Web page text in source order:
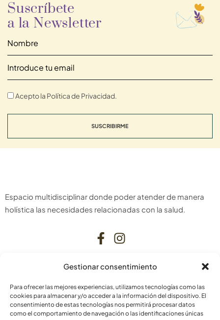
Gestionar consentimiento
Para ofrecer las mejores experiencias, utilizamos tecnologías como las
cookies para almacenar y/o acceder a la información del dispositivo. El
consentimiento de estas tecnologías nos permitirá procesar datos
como el comportamiento de navegación o las identificaciones únicas
Suscríbete
a la Newsletter
Acepto la Política de Privacidad.
SUSCRIBIRME
Espacio multidisciplinar donde poder atender de manera
holística las necesidades relacionadas con la salud.
C. Bardenas Reales, 11, bajo
31006 Pamplona